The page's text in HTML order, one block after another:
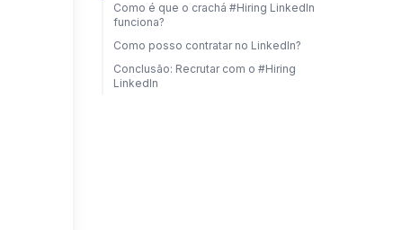
Como é que o crachá #Hiring LinkedIn
funciona?
Como posso contratar no LinkedIn?
Conclusão: Recrutar com o #Hiring
LinkedIn